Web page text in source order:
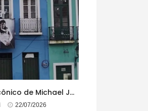
Cenário de clipe icônico de Michael Jackson, casarão azul no centro do Pelourinho enfrenta ordem de desocupação
22/07/2026